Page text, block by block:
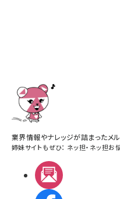
業界情報やナレッジが詰まったメ
姉妹サイトもぜひ： ネッ担・ ネッ担お